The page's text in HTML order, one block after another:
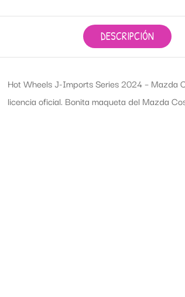
DESCRIPCIÓN
Hot Wheels J-Imports Series 2024 – Mazda
licencia oficial. Bonita maqueta del Mazda